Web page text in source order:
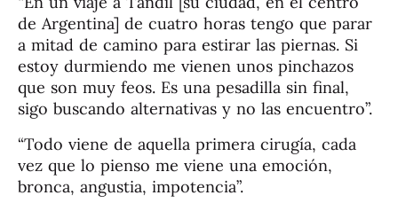
de Argentina] de cuatro horas tengo que parar
a mitad de camino para estirar las piernas. Si
estoy durmiendo me vienen unos pinchazos
que son muy feos. Es una pesadilla sin final,
sigo buscando alternativas y no las encuentro”.
“Todo viene de aquella primera cirugía, cada
vez que lo pienso me viene una emoción,
bronca, angustia, impotencia”.